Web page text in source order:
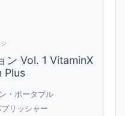
ン Vol. 1 VitaminX
Plus
・ポータブル
リッシャー